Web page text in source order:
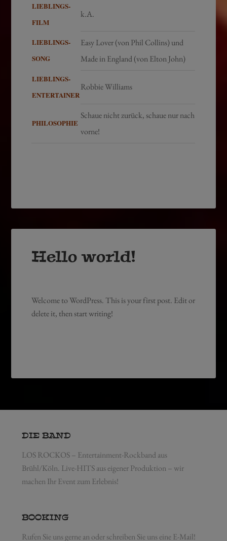
LIEBLINGS-
FILM
k.A.
LIEBLINGS-
SONG
Easy Lover (von Phil Collins) und
Made in England (von Elton John)
LIEBLINGS-
ENTERTAINER
Robbie Williams
PHILOSOPHIE
Schaue nicht zurück, schaue nur nach
vorne!
Hello world!
Welcome to WordPress. This is your first post. Edit or
delete it, then start writing!
DIE BAND
LOS ROCKOS – Entertainment-Rockband aus
Brühl/Köln. Live-HITS aus eigener Produktion – wir
machen Ihr Event zum Erlebnis!
BOOKING
Rufen Sie uns gerne an oder schreiben Sie uns eine E-Mail!